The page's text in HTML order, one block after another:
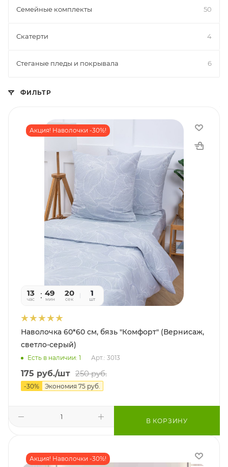
Семейные комплекты 50
Скатерти 4
Стеганые пледы и покрывала 6
ФИЛЬТР
Акция! Наволочки -30%!
13
час
49
мин
20
сек
1
шт
Наволочка 60*60 см, бязь "Комфорт" (Вернисаж,
светло-серый)
Есть в наличии: 1 Арт.: 3013
175 руб./шт 250руб.
-30% Экономия 75 руб.
В КОРЗИНУ
Акция! Наволочки -30%!